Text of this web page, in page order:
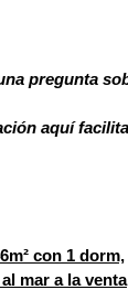
pregunta
aquí
con 1 dorm,
mar a la venta